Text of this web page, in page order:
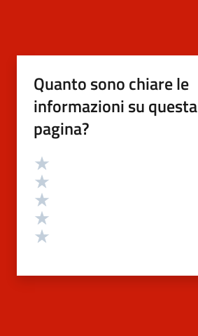
Quanto sono chiare le
informazioni su questa
pagina?
Valutazione